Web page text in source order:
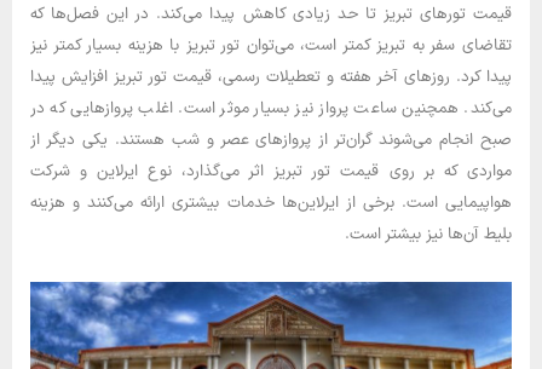
قیمت تورهای تبریز تا حد زیادی کاهش پیدا می‌کند. در این فصل‌ها که
تقاضای سفر به تبریز کمتر است، می‌توان تور تبریز با هزینه بسیار کمتر نیز
پیدا کرد. روزهای آخر هفته و تعطیلات رسمی، قیمت تور تبریز افزایش پیدا
می‌کند. همچنین ساعت پرواز نیز بسیار موثر است. اغلب پروازهایی که در
صبح انجام می‌شوند گران‌تر از پروازهای عصر و شب هستند. یکی دیگر از
مواردی که بر روی قیمت تور تبریز اثر می‌گذارد، نوع ایرلاین و شرکت
هواپیمایی است. برخی از ایرلاین‌ها خدمات بیشتری ارائه می‌کنند و هزینه
بلیط آن‌ها نیز بیشتر است.